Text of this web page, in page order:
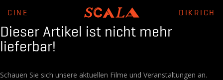
CINE DIKRICH
Dieser Artikel ist nicht mehr
lieferbar!
Schauen Sie sich unsere aktuellen Filme und Veranstaltungen an.